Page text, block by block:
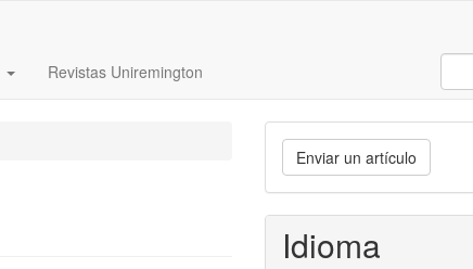
Revistas Uniremington
Enviar
un
artículo
Enviar un artículo
Idioma